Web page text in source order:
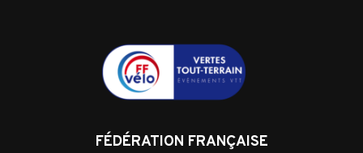
FÉDÉRATION FRANÇAISE